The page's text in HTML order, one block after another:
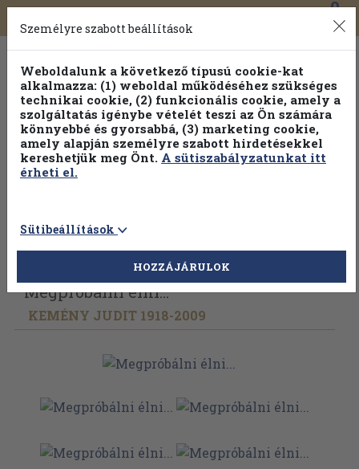
Toggle
navigation
0
Válogasson több mint 30 000 kötet közül
Hobbi témakörökben20% kedvezménnyel!
Vissza az előző oldalra Válasszon példányt
Megpróbálni élni...
KEMÉNY JUDIT 1918-2009
Személyre szabott beállítások
Weboldalunk a következő típusú cookie-kat
alkalmazza: (1) weboldal működéséhez szükséges
technikai cookie, (2) funkcionális cookie, amely a
szolgáltatás igénybe vételét teszi az Ön számára
könnyebbé és gyorsabbá, (3) marketing cookie,
amely alapján személyre szabott hirdetésekkel
kereshetjük meg Önt. A sütiszabályzatunkat itt
érheti el.
Sütibeállítások
HOZZÁJÁRULOK